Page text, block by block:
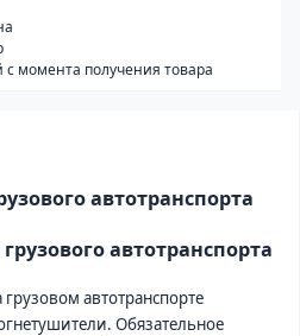
автотранспорта
автотранспорте
Обязательное
с момента получения товара